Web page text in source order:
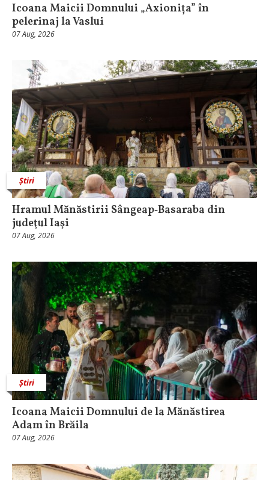
Icoana Maicii Domnului „Axionița” în
pelerinaj la Vaslui
07 Aug, 2026
Știri
Hramul Mănăstirii Sângeap‑Basaraba din
judeţul Iaşi
07 Aug, 2026
Știri
Icoana Maicii Domnului de la Mănăstirea
Adam în Brăila
07 Aug, 2026